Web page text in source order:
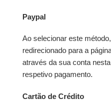
Paypal
Ao selecionar este
redirecionado para a
através da sua conta
respetivo pagamento.
Cartão de Crédito